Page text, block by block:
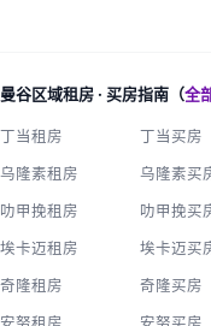
曼谷区域租房 · 买房指南（全
丁当租房 丁当买房
乌隆素租房 乌隆素买
叻甲挽租房 叻甲挽买
埃卡迈租房 埃卡迈买
奇隆租房 奇隆买房